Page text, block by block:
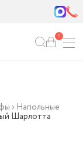
0
› Напольные
Шарлотта